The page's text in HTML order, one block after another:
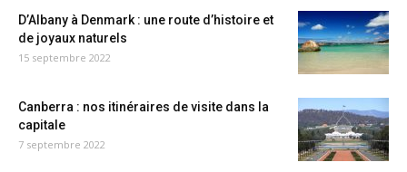
D’Albany à Denmark : une route d’histoire et
de joyaux naturels
15 septembre 2022
Canberra : nos itinéraires de visite dans la
capitale
7 septembre 2022